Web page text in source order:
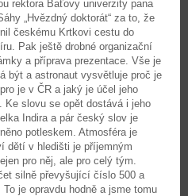
rektora Baťovy univerzity pana
„Hvězdný doktorát“ za to, že
českému Krtkovi cestu do
Pak ještě drobné organizační
a příprava prezentace. Vše je
být a astronaut vysvětluje proč je
je v ČR a jaký je účel jeho
Ke slovu se opět dostává i jeho
Indira a pár český slov je
potleskem. Atmosféra je
dětí v hledišti je příjemným
pro něj, ale pro celý tým.
silně převyšující číslo 500 a
je opravdu hodně a jsme tomu